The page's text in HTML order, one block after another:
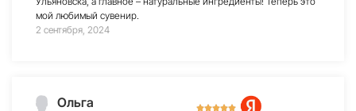
мой любимый сувенир.
2 сентября, 2024
Ольга